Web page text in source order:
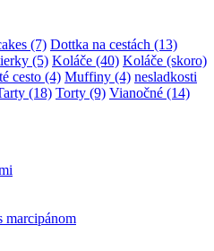
(7) Dottka na cestách (13)
(5) Koláče (40) Koláče (skoro)
cesto (4) Muffiny (4) nesladkosti
(18) Torty (9) Vianočné (14)
marcipánom